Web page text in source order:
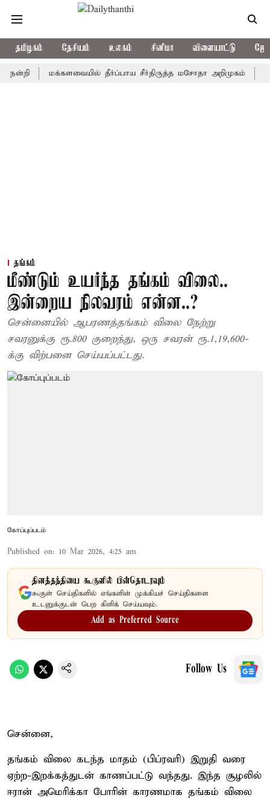
தமிழகம் தேசியம் உலகம் சினிமா விளையாட்டு
மக்களவையில் தீர்ப்பாய சீர்திருத்த மசோதா அறிமுகம் காவிரி
தங்கம்
மீண்டும் உயர்ந்த தங்கம் விலை..
இன்றைய நிலவரம் என்ன..?
சென்னையில் ஆபரணத்தங்கம் விலை நேற்று
சவரனுக்கு ரூ.800 குறைந்து, ஒரு சவரன் ரூ.1,19,600-
க்கு விற்பனை செய்யப்பட்டது.
கோப்புப்படம்
Published on: 10 Mar 2026, 4:25 am
தினத்தந்தியை கூகுளில் பின்தொடரவும்
கூகுள் செய்திகளில் எங்களின் முக்கியச் செய்திகளை
உடனுக்குடன் பெற கிளிக் செய்யவும்.
Add as Preferred Source
Follow Us
சென்னை,
தங்கம் விலை கடந்த மாதம் (பிப்ரவரி) இறுதி வரை
ஏற்ற-இறக்கத்துடன் காணப்பட்டு வந்தது. இந்த சூழலில்
ஈரான் அமெரிக்கா போரின் காரணமாக தங்கம் விலை